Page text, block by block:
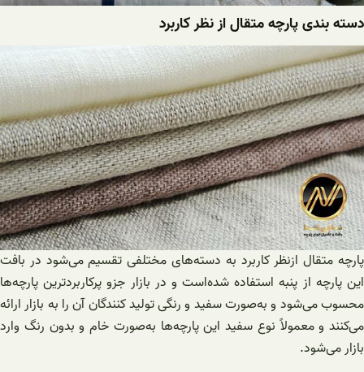
دسته بندی پارچه متقال از نظر کاربرد
پارچه متقال ازنظر کاربرد به دسته‌های مختلفی تقسیم می‌شود در بافت
این پارچه از پنبه استفاده شده‌است و در بازار جزو پرکاربردترین پارچه‌ها
محسوب می‌شود و به‌صورت سفید و رنگی تولید کنندگان آن را به بازار ارائه
می‌کنند و معمولاً نوع سفید این پارچه‌ها به‌صورت خام و بدون رنگ وارد
بازار می‌شود.